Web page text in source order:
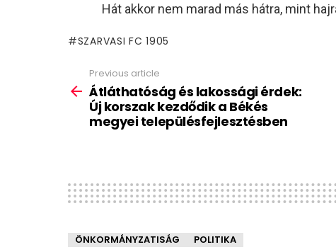
Hát akkor nem marad más hátra, mint
SZARVASI FC 1905
more
Previous article
Átláthatóság és lakossági érdek:
Új korszak kezdődik a Békés
megyei településfejlesztésben
ÖNKORMÁNYZATISÁG POLITIKA